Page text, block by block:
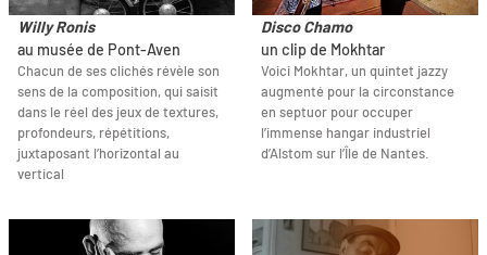
Willy Ronis
au musée de Pont-Aven
Chacun de ses clichés révèle son
sens de la composition, qui saisit
dans le réel des jeux de textures,
profondeurs, répétitions,
juxtaposant l’horizontal au
vertical
Disco Chamo
un clip de Mokhtar
Voici Mokhtar, un quintet jazzy
augmenté pour la circonstance
en septuor pour occuper
l’immense hangar industriel
d’Alstom sur l’Île de Nantes.